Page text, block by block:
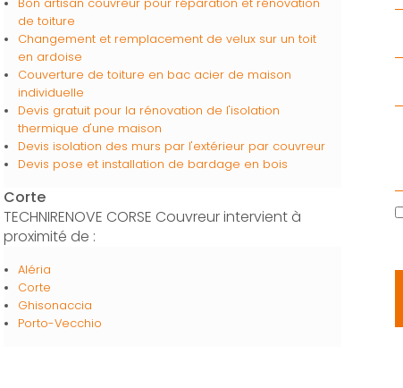
de toiture
Changement et remplacement de velux sur un toit
en ardoise
Couverture de toiture en bac acier de maison
individuelle
Devis gratuit pour la rénovation de l'isolation
thermique d'une maison
Devis isolation des murs par l'extérieur par couvreur
Devis pose et installation de bardage en bois
Corte
TECHNIRENOVE CORSE Couvreur intervient à
proximité de :
Aléria
Corte
Ghisonaccia
Porto-Vecchio